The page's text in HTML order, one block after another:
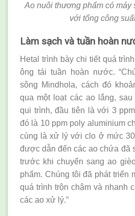
Ao nuôi thương phẩm có máy
với tổng công
Làm sạch và tuần hoàn
Hetal trình bày chi tiết quá
ông tái tuần hoàn nước.
sông Mindhola, cách đó
qua một loạt các ao lắng,
qui trình, đầu tiên là với 3
đó là 10 ppm poly aluminium
cùng là xử lý với clo ở mức
được dẫn đến các ao chứa đã
trước khi chuyển sang ao
phẩm. Chúng tôi đã phát triển
quá trình trộn chậm và nhanh
các ao xử lý.”